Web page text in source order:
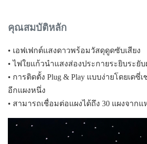
คุณสมบัติหลัก
• เอฟเฟกต์แสงดาวพร้อมวัสดุดูดซับเสียง
• ไฟใยแก้วนำแสงส่องประกายระยิบระยับ
• การติดตั้ง Plug & Play แบบง่ายโดยเดซี่
อีกแผงหนึ่ง
• สามารถเชื่อมต่อแผงได้ถึง 30 แผงจากแ